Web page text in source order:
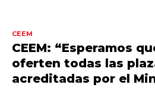
CEEM
CEEM: “Esperamos
oferten todas las
acreditadas por el